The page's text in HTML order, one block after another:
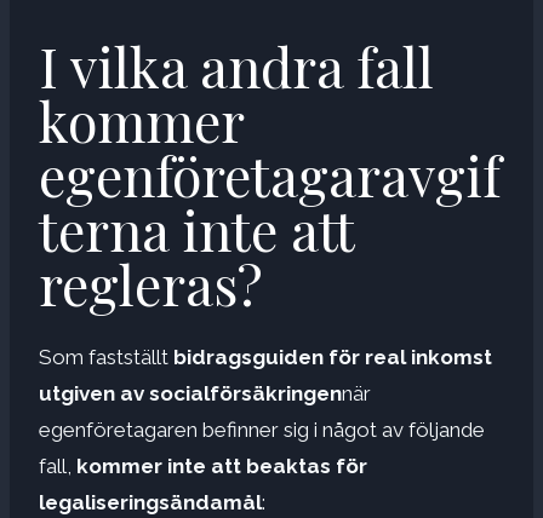
I vilka andra fall
kommer
egenföretagaravgif
terna inte att
regleras?
Som fastställt bidragsguiden för real inkomst
utgiven av socialförsäkringennär
egenföretagaren befinner sig i något av följande
fall, kommer inte att beaktas för
legaliseringsändamål: